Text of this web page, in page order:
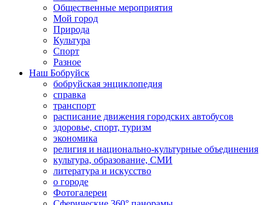
Общественные мероприятия
Мой город
Природа
Культура
Спорт
Разное
Наш Бобруйск
бобруйская энциклопедия
справка
транспорт
расписание движения городских автобусов
здоровье, спорт, туризм
экономика
религия и национально-культурные объединения
культура, образование, СМИ
литература и искусство
о городе
Фотогалереи